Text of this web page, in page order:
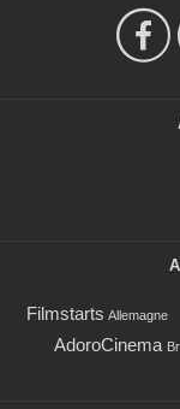
Filmstarts Allemagne
AdoroCinema